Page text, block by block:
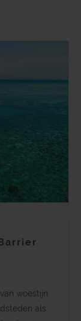
woestijn
als